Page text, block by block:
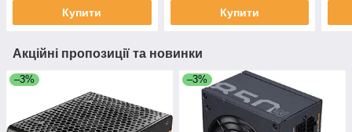
Купити Купити
Акційні пропозиції та новинки
–3% –3%